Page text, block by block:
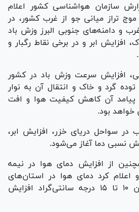
سازمان هواشناسی کشور اعلام
تراز میانی جو از غرب کشور، در
و دامنه‌های جنوبی البرز وزش باد
افزایش ابر و در برخی نقاط رگبار و
افزایش سرعت وزش باد در کشور
گرد و خاک و انتقال آن به نوار
پیامد آن کاهش کیفیت هوا و افت
خواهد بود.
در سواحل دریای خزر، افزایش ابر،
نسبی دما آغاز می‌شود.
از افزایش دمای هوا در نیمه
اعلام کرد دمای هوا در استان‌های
مازندران و گلستان بین ۱۰ تا ۱۵ درجه سانتی‌گراد افزایش